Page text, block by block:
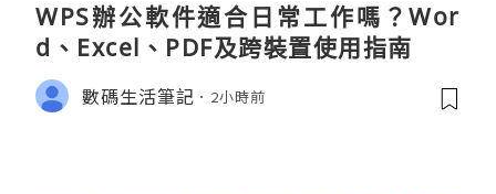
WPS辦公軟件適合日常工作嗎？Wor
d、Excel、PDF及跨裝置使用指南
數碼生活筆記 2小時前